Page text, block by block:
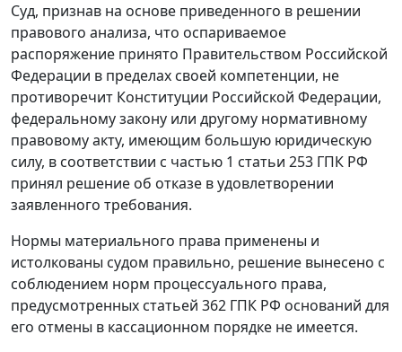
Суд, признав на основе приведенного в решении
правового анализа, что оспариваемое
распоряжение принято Правительством Российской
Федерации в пределах своей компетенции, не
противоречит Конституции Российской Федерации,
федеральному закону или другому нормативному
правовому акту, имеющим большую юридическую
силу, в соответствии с частью 1 статьи 253 ГПК РФ
принял решение об отказе в удовлетворении
заявленного требования.
Нормы материального права применены и
истолкованы судом правильно, решение вынесено с
соблюдением норм процессуального права,
предусмотренных статьей 362 ГПК РФ оснований для
его отмены в кассационном порядке не имеется.